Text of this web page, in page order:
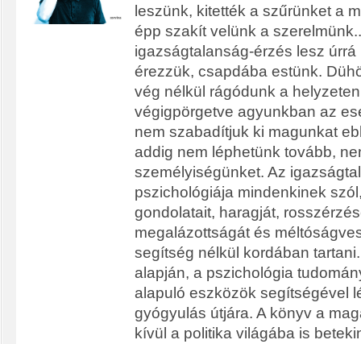
leszünk, kitették a szűrünket a
épp szakít velünk a
igazságtalanság-érzés lesz úrrá
érezzük, csapdába estünk.
vég nélkül rágódunk a
végigpörgetve agyunkban az
nem szabadítjuk ki magunkat
addig nem léphetünk tovább,
személyiségünket. Az
pszichológiája mindenkinek
gondolatait, haragját,
megalázottságát és
segítség nélkül kordában
alapján, a pszichológia
alapuló eszközök segítségével
gyógyulás útjára. A könyv a
kívül a politika világába is